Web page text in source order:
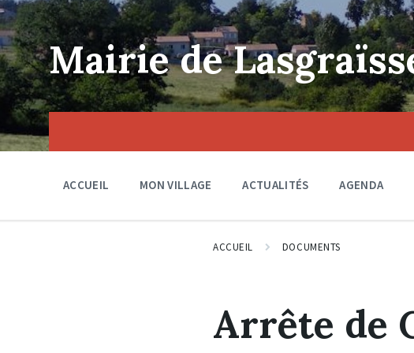
Skip
to
content
Skip
to
main
navigation
Skip
to
footer
Mairie de
ACCUEIL MON VILLAGE ACTUALITÉS AGENDA
ACCUEIL DOCUMENTS
Arrête de